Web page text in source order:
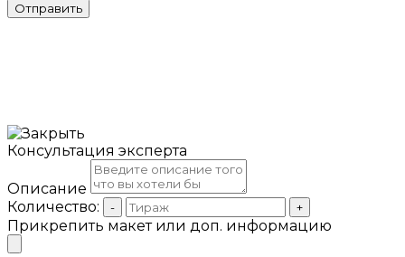
Отправить
Консультация эксперта
Описание
Количество:
- +
Прикрепить макет или доп. информацию